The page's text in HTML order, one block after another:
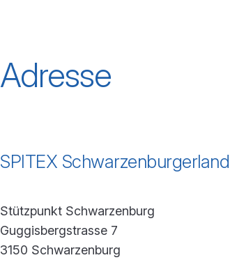
Adresse
SPITEX Schwarzenburgerland
Stützpunkt Schwarzenburg
Guggisbergstrasse 7
3150 Schwarzenburg